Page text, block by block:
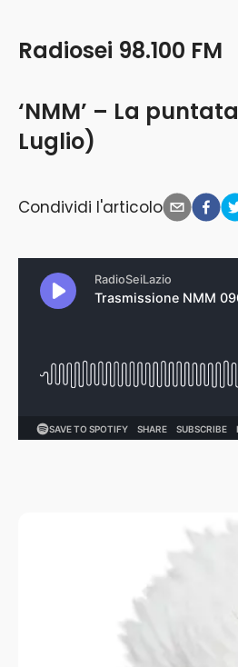
‘NMM’ – La
Luglio)
Radiosei 98.100 FM
Condividi l'articolo